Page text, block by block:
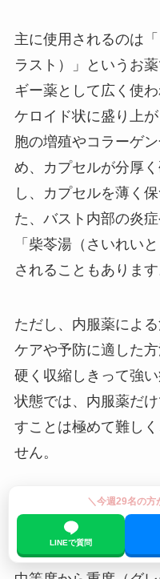
主に使用されるのは
ラスト）」というお
ギー薬として広く使
ケロイド状に盛り上
胞の増殖やコラーゲ
め、カプセルが分厚
し、カプセルを薄く
た、バスト内部の炎
「柴苓湯（さいれい
されることもあります
ただし、内服薬によ
ケアや予防に適した
硬く収縮しきって強
状態では、内服薬だ
すことは極めて難し
せん。
カプセル切開・切除
＼今週29名の方
LINEで質問